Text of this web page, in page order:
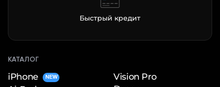
Быстрый кредит
КАТАЛОГ
iPhone NEW
Vision Pro